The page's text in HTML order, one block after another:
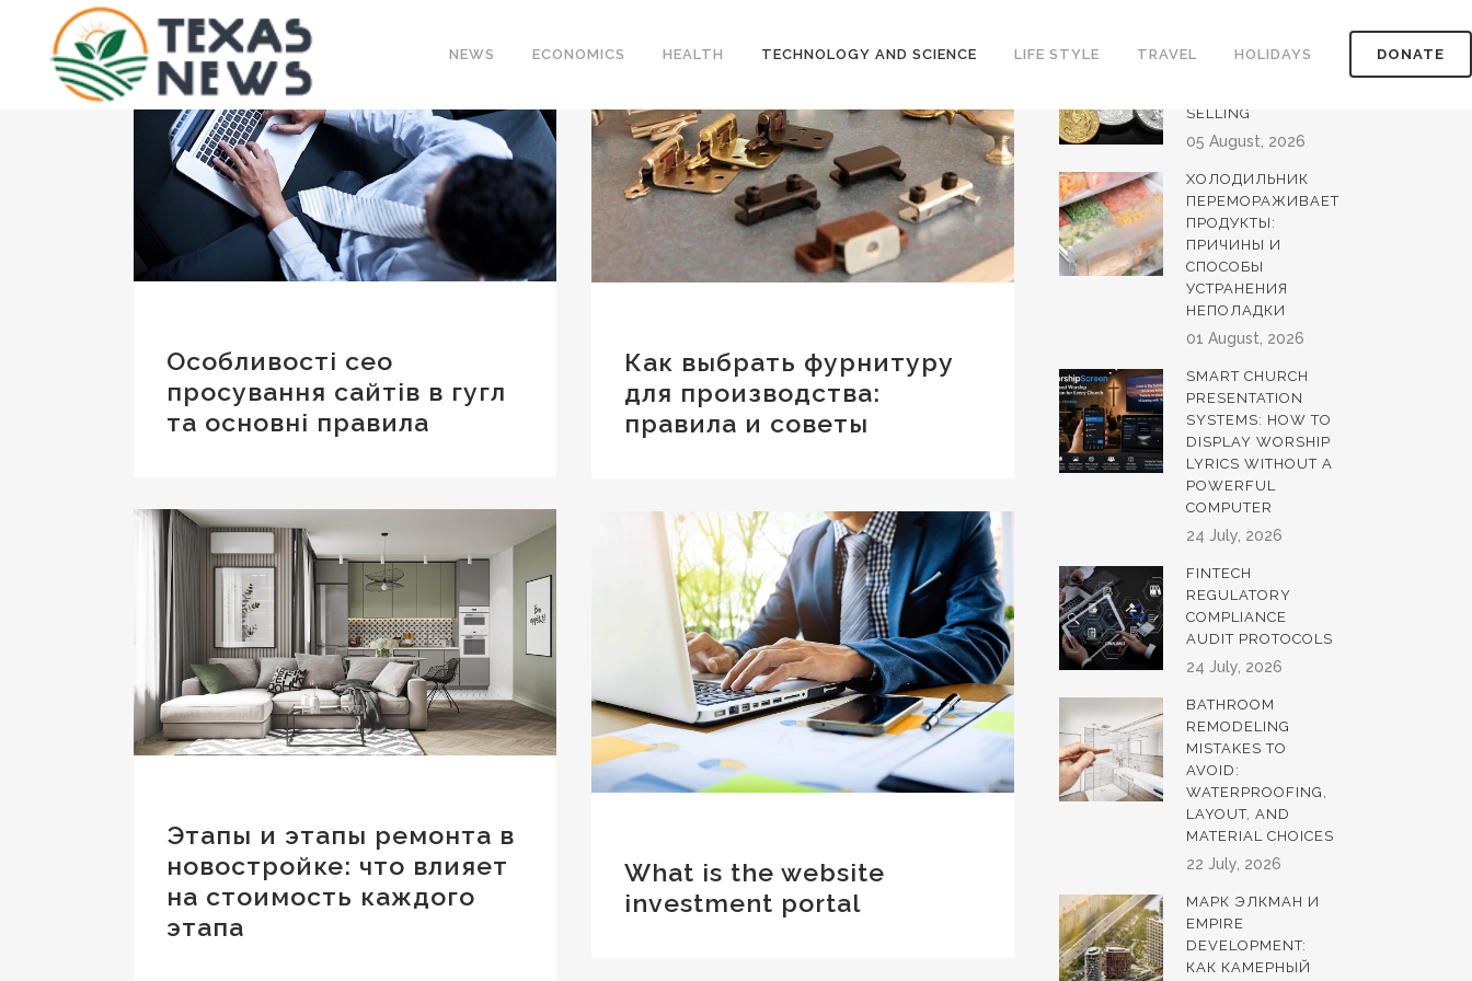
DONATE
NEWS ECONOMICS HEALTH TECHNOLOGY AND SCIENCE LIFE STYLE TRAVEL HOLIDAYS
Особливості сео
просування сайтів в гугл
та основні правила
Как выбрать фурнитуру
для производства:
правила и советы
Этапы и этапы ремонта в
новостройке: что влияет
на стоимость каждого
этапа
What is the website
investment portal
HOW TO EVALUATE
SELLING
05 August, 2026
ХОЛОДИЛЬНИК
ПЕРЕМОРАЖИВАЕТ
ПРОДУКТЫ:
ПРИЧИНЫ И
СПОСОБЫ
УСТРАНЕНИЯ
НЕПОЛАДКИ
01 August, 2026
SMART CHURCH
PRESENTATION
SYSTEMS: HOW TO
DISPLAY WORSHIP
LYRICS WITHOUT A
POWERFUL
COMPUTER
24 July, 2026
FINTECH
REGULATORY
COMPLIANCE
AUDIT PROTOCOLS
24 July, 2026
BATHROOM
REMODELING
MISTAKES TO
AVOID:
WATERPROOFING,
LAYOUT, AND
MATERIAL CHOICES
22 July, 2026
МАРК ЭЛКМАН И
EMPIRE
DEVELOPMENT:
КАК КАМЕРНЫЙ